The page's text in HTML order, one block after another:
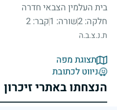
בית העלמין הצבאי חדרה
חלקה: 2
שורה: 1 קבר: 2
ת.נ.צ.ב.ה
תצוגת מפה
ניווט לכתובת
הנצחתו באתרי זיכרון